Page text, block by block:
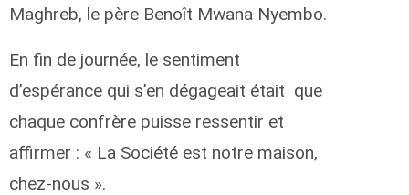
Maghreb, le père Benoît Mwana Nyembo.
En fin de journée, le sentiment
d’espérance qui s’en dégageait était que
chaque confrère puisse ressentir et
affirmer : « La Société est notre maison,
chez-nous ».